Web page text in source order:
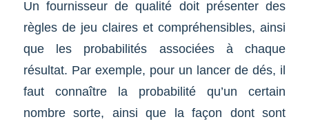
Un fournisseur de qualité doit présenter des
règles de jeu claires et compréhensibles, ainsi
que les probabilités associées à chaque
résultat. Par exemple, pour un lancer de dés, il
faut connaître la probabilité qu’un certain
nombre sorte, ainsi que la façon dont sont